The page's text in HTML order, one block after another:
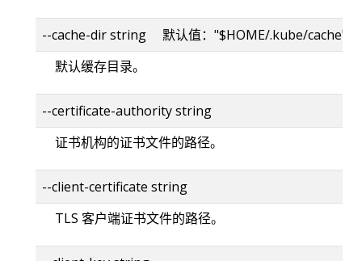
--cache-dir string 默认值："$HOME/.kube/cache"
默认缓存目录。
--certificate-authority string
证书机构的证书文件的路径。
--client-certificate string
TLS 客户端证书文件的路径。